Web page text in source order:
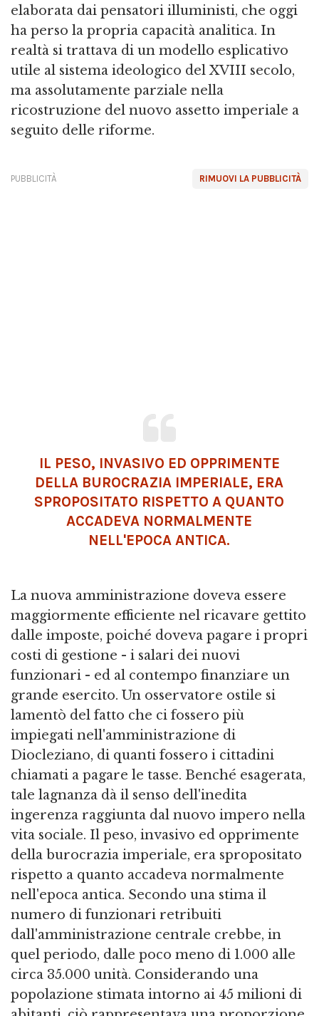
elaborata dai pensatori illuministi, che oggi
ha perso la propria capacità analitica. In
realtà si trattava di un modello esplicativo
utile al sistema ideologico del XVIII secolo,
ma assolutamente parziale nella
ricostruzione del nuovo assetto imperiale a
seguito delle riforme.
RIMUOVI LA PUBBLICITÀ
PUBBLICITÀ
IL PESO, INVASIVO ED OPPRIMENTE
DELLA BUROCRAZIA IMPERIALE, ERA
SPROPOSITATO RISPETTO A QUANTO
ACCADEVA NORMALMENTE
NELL'EPOCA ANTICA.
La nuova amministrazione doveva essere
maggiormente efficiente nel ricavare gettito
dalle imposte, poiché doveva pagare i propri
costi di gestione - i salari dei nuovi
funzionari - ed al contempo finanziare un
grande esercito. Un osservatore ostile si
lamentò del fatto che ci fossero più
impiegati nell'amministrazione di
Diocleziano, di quanti fossero i cittadini
chiamati a pagare le tasse. Benché esagerata,
tale lagnanza dà il senso dell'inedita
ingerenza raggiunta dal nuovo impero nella
vita sociale. Il peso, invasivo ed opprimente
della burocrazia imperiale, era spropositato
rispetto a quanto accadeva normalmente
nell'epoca antica. Secondo una stima il
numero di funzionari retribuiti
dall'amministrazione centrale crebbe, in
quel periodo, dalle poco meno di 1.000 alle
circa 35.000 unità. Considerando una
popolazione stimata intorno ai 45 milioni di